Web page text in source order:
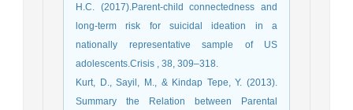
H.C. (2017).Parent-child connectedness and
long-term risk for suicidal ideation in a
nationally representative sample of US
adolescents.Crisis , 38, 309–318.
Kurt, D., Sayil, M., & Kindap Tepe, Y. (2013).
Summary the Relation between Parental